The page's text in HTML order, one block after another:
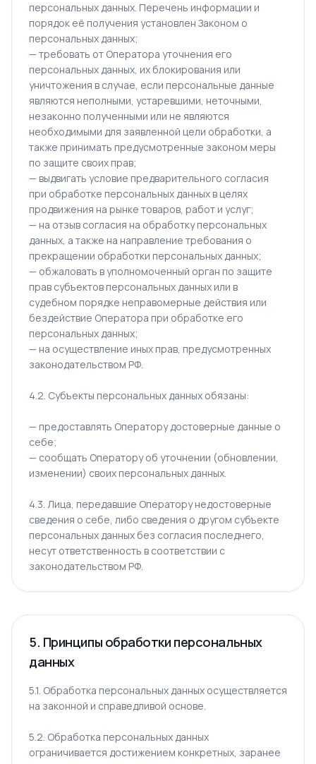
персональных данных. Перечень информации и
порядок её получения установлен Законом о
персональных данных;
— требовать от Оператора уточнения его
персональных данных, их блокирования или
уничтожения в случае, если персональные данные
являются неполными, устаревшими, неточными,
незаконно полученными или не являются
необходимыми для заявленной цели обработки, а
также принимать предусмотренные законом меры
по защите своих прав;
— выдвигать условие предварительного согласия
при обработке персональных данных в целях
продвижения на рынке товаров, работ и услуг;
— на отзыв согласия на обработку персональных
данных, а также на направление требования о
прекращении обработки персональных данных;
— обжаловать в уполномоченный орган по защите
прав субъектов персональных данных или в
судебном порядке неправомерные действия или
бездействие Оператора при обработке его
персональных данных;
— на осуществление иных прав, предусмотренных
законодательством РФ.
4.2. Субъекты персональных данных обязаны:
— предоставлять Оператору достоверные данные о
себе;
— сообщать Оператору об уточнении (обновлении,
изменении) своих персональных данных.
4.3. Лица, передавшие Оператору недостоверные
сведения о себе, либо сведения о другом субъекте
персональных данных без согласия последнего,
несут ответственность в соответствии с
законодательством РФ.
5. Принципы обработки персональных
данных
5.1. Обработка персональных данных осуществляется
на законной и справедливой основе.
5.2. Обработка персональных данных
ограничивается достижением конкретных, заранее